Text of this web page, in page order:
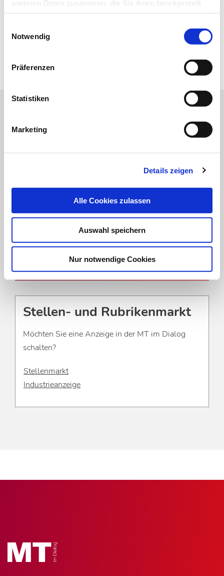
weiteren Daten zusammen, die Sie ihnen bereitgestellt
haben oder die sie im Rahmen Ihrer Nutzung der Dienste
Notwendig
Präferenzen
Statistiken
Marketing
Details zeigen
Alle Cookies zulassen
Auswahl speichern
Nur notwendige Cookies
Newsletter abonnieren
* Pflichtfeld
Online-Angebot der MT im
Dialog
uneingeschränkt nutzen zu können, müssen Sie
sich einmalig mit Ihrer DVTA-Mitglieds- oder
Abonnentennummer registrieren.
zur Registrierung
Zum Login
Stellen- und Rubrikenmarkt
Möchten Sie eine Anzeige in der MT im Dialog
schalten?
Stellenmarkt
Industrieanzeige